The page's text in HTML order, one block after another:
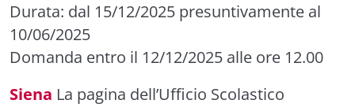
Durata: dal 15/12/2025 presuntivamente al
10/06/2025
Domanda entro il 12/12/2025 alle ore 12.00
Siena La pagina dell’Ufficio Scolastico